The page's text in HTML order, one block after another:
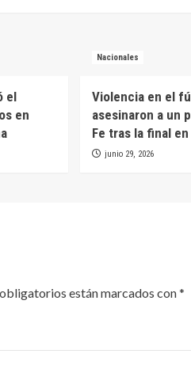
el
en
Nacionales
Violencia en el
asesinaron a un
Fe tras la final
junio 29, 2026
están marcados con*